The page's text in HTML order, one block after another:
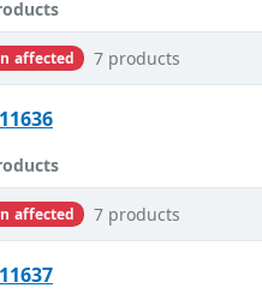
affected 7 products
affected 7 products